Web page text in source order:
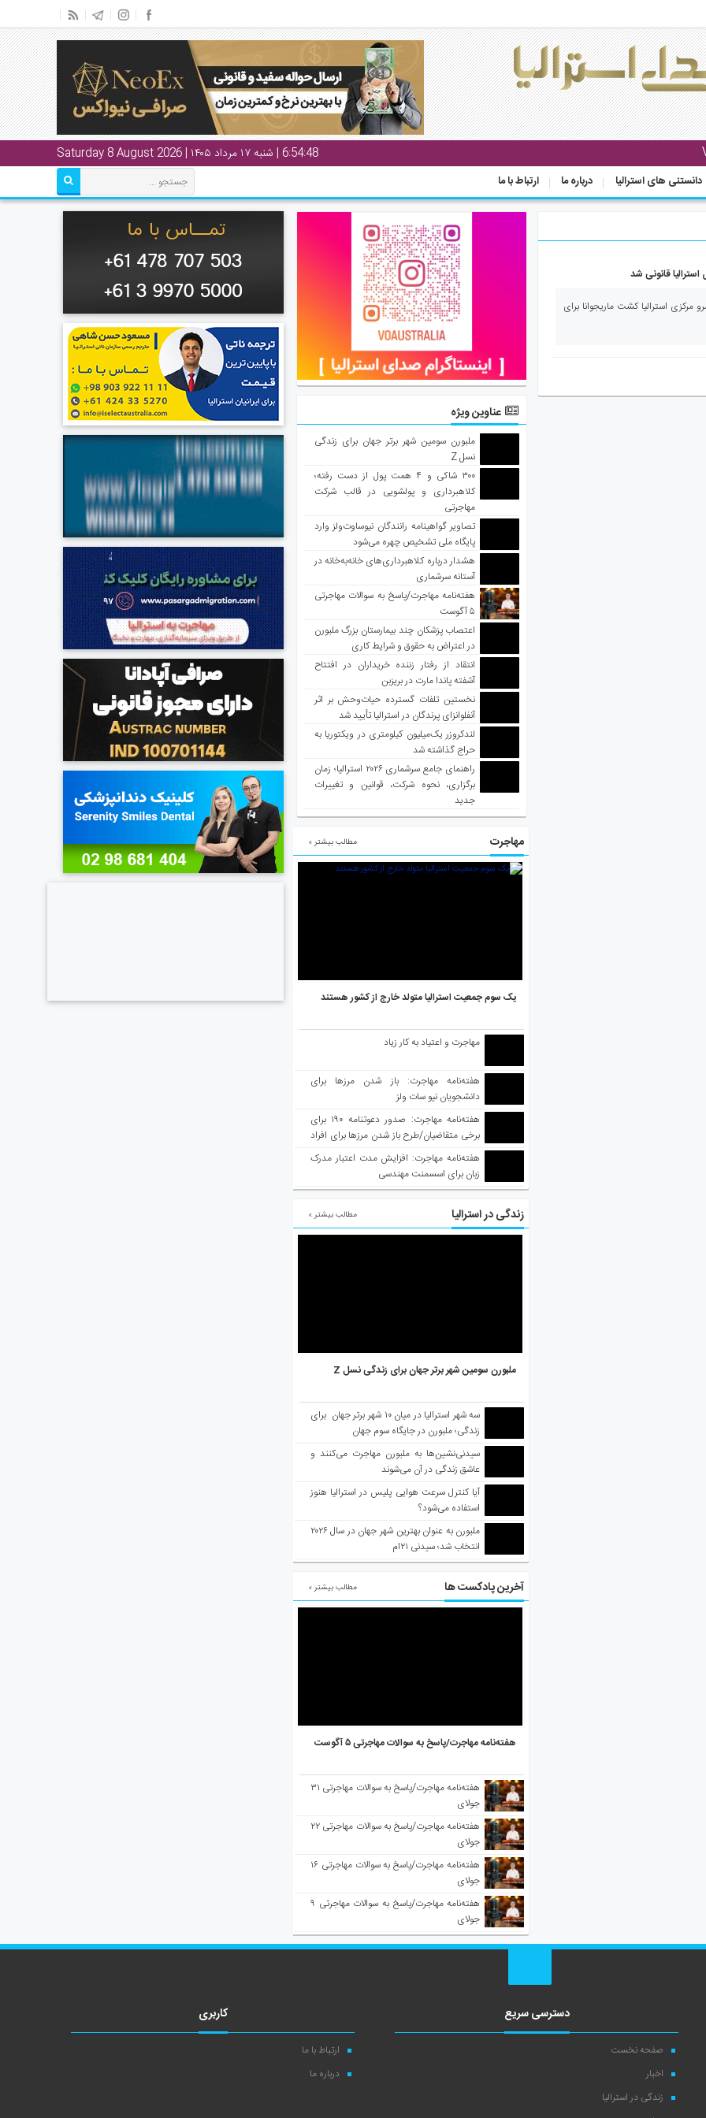
6:54:49 | شنبه ۱۷ مرداد ۱۴۰۵ | Saturday 8 August 2026
دانستنی های استرالیا درباره ما ارتباط با ما
قانونی شد
مرکزی استرالیا کشت ماریجوانا برای
عناوین ویژه
ملبورن سومین شهر برتر جهان برای زندگی
نسل Z
۳۰۰ شاکی و ۴ همت پول از دست رفته؛
کلاهبرداری و پولشویی در قالب شرکت
مهاجرتی
تصاویر گواهینامه رانندگان نیوساوت‌ولز وارد
پایگاه ملی تشخیص چهره می‌شود
هشدار درباره کلاهبرداری‌های خانه‌به‌خانه در
آستانه سرشماری
هفته‌نامه مهاجرت/پاسخ به سوالات مهاجرتی
۵ آگوست
اعتصاب پزشکان چند بیمارستان بزرگ ملبورن
در اعتراض به حقوق و شرایط کاری
انتقاد از رفتار زننده خریداران در افتتاح
آشفته پاندا مارت در بریزبن
نخستین تلفات گسترده حیات‌وحش بر اثر
آنفلوانزای پرندگان در استرالیا تأیید شد
لندکروزر یک‌میلیون کیلومتری در ویکتوریا به
حراج گذاشته شد
راهنمای جامع سرشماری ۲۰۲۶ استرالیا؛ زمان
برگزاری، نحوه شرکت، قوانین و تغییرات
جدید
مهاجرت مطالب بیشتر »
یک سوم جمعیت استرالیا متولد خارج از کشور هستند
مهاجرت و اعتیاد به کار زیاد
هفته‌نامه مهاجرت: باز شدن مرزها برای
دانشجویان نیو سات ولز
هفته‌نامه مهاجرت: صدور دعوتنامه ۱۹۰ برای
برخی متقاضیان/طرح باز شدن مرزها برای افراد
واکسینه شده
هفته‌نامه مهاجرت: افزایش مدت اعتبار مدرک
زبان برای اسسمنت مهندسی
زندگی در استرالیا مطالب بیشتر »
ملبورن سومین شهر برتر جهان برای زندگی نسل Z
سه شهر استرالیا در میان ۱۰ شهر برتر جهان برای
زندگی؛ ملبورن در جایگاه سوم جهان
سیدنی‌نشین‌ها به ملبورن مهاجرت می‌کنند و
عاشق زندگی در آن می‌شوند
آیا کنترل سرعت هوایی پلیس در استرالیا هنوز
استفاده می‌شود؟
ملبورن به عنوان بهترین شهر جهان در سال ۲۰۲۶
انتخاب شد؛ سیدنی ۲۱‌ام
آخرین پادکست ها مطالب بیشتر »
هفته‌نامه مهاجرت/پاسخ به سوالات مهاجرتی ۵ آگوست
هفته‌نامه مهاجرت/پاسخ به سوالات مهاجرتی ۳۱
جولای
هفته‌نامه مهاجرت/پاسخ به سوالات مهاجرتی ۲۲
جولای
هفته‌نامه مهاجرت/پاسخ به سوالات مهاجرتی ۱۶
جولای
هفته‌نامه مهاجرت/پاسخ به سوالات مهاجرتی ۹
جولای
دسترسی سریع
صفحه نخست
اخبار
زندگی در استرالیا
کاربری
ارتباط با ما
درباره ما